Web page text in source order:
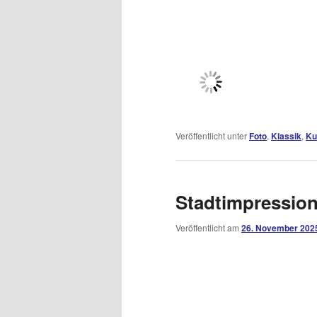
Veröffentlicht unterFoto, Klassik,
Veröffentlicht am 26. November